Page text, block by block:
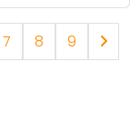
7 8 9